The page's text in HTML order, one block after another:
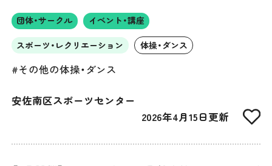
団体・サークル イベント・講座
スポーツ・レクリエーション 体操・ダンス
#その他の体操・ダンス
安佐南区スポーツセンター
2026年4月15日更新